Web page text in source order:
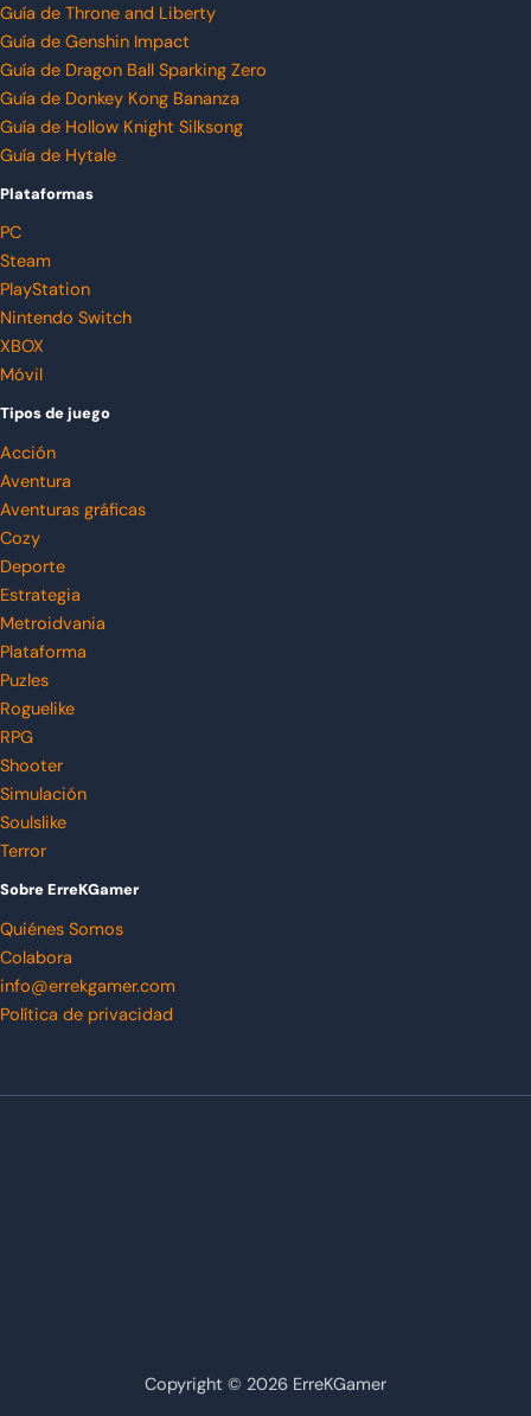
Guía de Throne and Liberty
Guía de Genshin Impact
Guía de Dragon Ball Sparking Zero
Guía de Donkey Kong Bananza
Guía de Hollow Knight Silksong
Guía de Hytale
Plataformas
PC
Steam
PlayStation
Nintendo Switch
XBOX
Móvil
Tipos de juego
Acción
Aventura
Aventuras gráficas
Cozy
Deporte
Estrategia
Metroidvania
Plataforma
Puzles
Roguelike
RPG
Shooter
Simulación
Soulslike
Terror
Sobre ErreKGamer
Quiénes Somos
Colabora
info@errekgamer.com
Política de privacidad
Copyright © 2026 ErreKGamer